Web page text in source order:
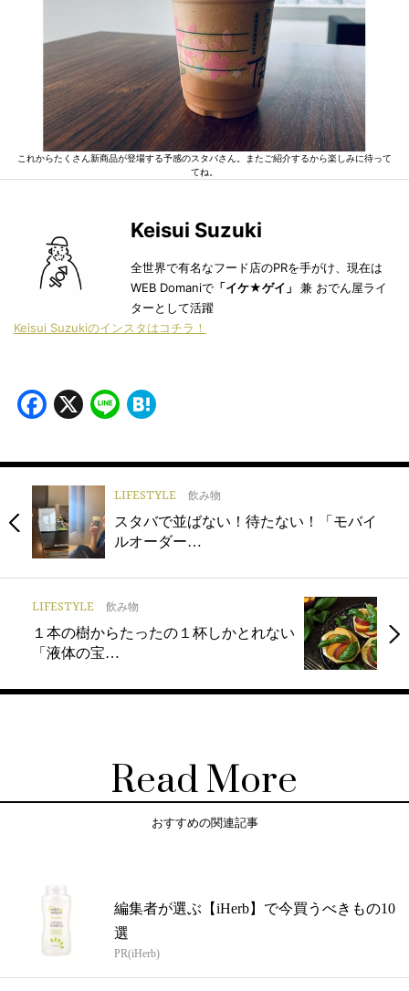
これからたくさん新商品が登場する予感のスタバさん。またご紹介するから楽しみに待って
てね。
Keisui Suzuki
全世界で有名なフード店のPRを手がけ、現在は
WEB Domaniで 「イケ★ゲイ」 兼 おでん屋ライ
ターとして活躍
Keisui Suzukiのインスタはコチラ！
Facebook
X Line
LIFESTYLE 飲み物
スタバで並ばない！待たない！「モバイ
ルオーダー…
LIFESTYLE 飲み物
１本の樹からたったの１杯しかとれない
「液体の宝…
Read More
おすすめの関連記事
編集者が選ぶ【iHerb】で今買うべきもの10
選
PR(iHerb)